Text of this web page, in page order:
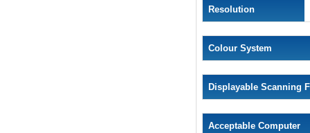
Resolution
Colour System
Displayable Scanning
Acceptable Computer